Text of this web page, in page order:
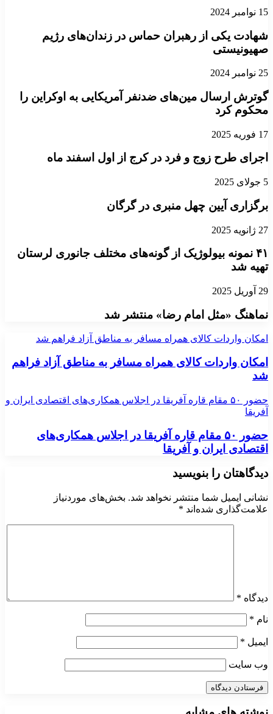
15 نوامبر 2024
شهادت یکی از رهبران حماس در زندان‌های رژیم
صهیونیستی
25 نوامبر 2024
گوترش ارسال مین‌های ضدنفر آمریکایی به اوکراین را
محکوم کرد
17 فوریه 2025
اجرای طرح زوج و فرد در کرج از اول اسفند ماه
5 جولای 2025
برگزاری آیین چهل منبری در گرگان
27 ژانویه 2025
۴۱ نمونه بیولوژیک از گونه‌های مختلف جانوری لرستان
تهیه شد
29 آوریل 2025
نماهنگ «مثل امام رضا» منتشر شد
امکان واردات کالای همراه مسافر به مناطق آزاد فراهم شد
امکان واردات کالای همراه مسافر به مناطق آزاد فراهم
شد
حضور ۵۰ مقام قاره آفریقا در اجلاس همکاری‌های اقتصادی ایران و
آفریقا
حضور ۵۰ مقام قاره آفریقا در اجلاس همکاری‌های
اقتصادی ایران و آفریقا
دیدگاهتان را بنویسید
نشانی ایمیل شما منتشر نخواهد شد. بخش‌های موردنیاز
علامت‌گذاری شده‌اند *
دیدگاه *
نام *
ایمیل *
وب‌ سایت